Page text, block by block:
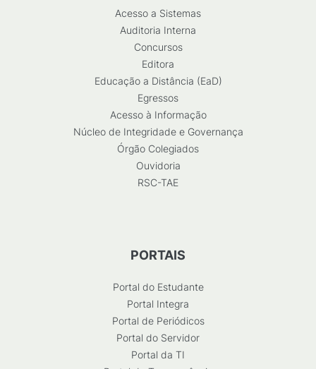
Acesso a Sistemas
Auditoria Interna
Concursos
Editora
Educação a Distância (EaD)
Egressos
Acesso à Informação
Núcleo de Integridade e Governança
Órgão Colegiados
Ouvidoria
RSC-TAE
PORTAIS
Portal do Estudante
Portal Integra
Portal de Periódicos
Portal do Servidor
Portal da TI